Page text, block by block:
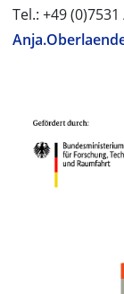
Tel.: +49